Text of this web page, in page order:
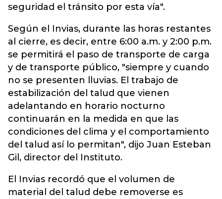
seguridad el tránsito por esta vía".
Según el Invias, durante las horas restantes
al cierre, es decir, entre 6:00 a.m. y 2:00 p.m.
se permitirá el paso de transporte de carga
y de transporte público, "siempre y cuando
no se presenten lluvias. El trabajo de
estabilización del talud que vienen
adelantando en horario nocturno
continuarán en la medida en que las
condiciones del clima y el comportamiento
del talud así lo permitan", dijo Juan Esteban
Gil, director del Instituto.
El Invias recordó que el volumen de
material del talud debe removerse es